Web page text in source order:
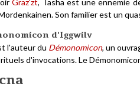
Graz'zt, Tasha est une ennemie
Son familier est un
d'Iggwilv
l'auteur du Démonomicon, un
d'invocations. Le